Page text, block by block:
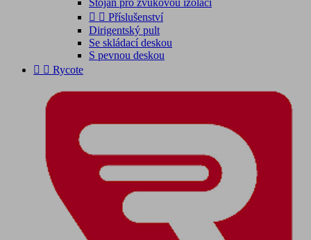
  Příslušenství
Dirigentský pult
Se skládací deskou
S pevnou deskou
  Rycote